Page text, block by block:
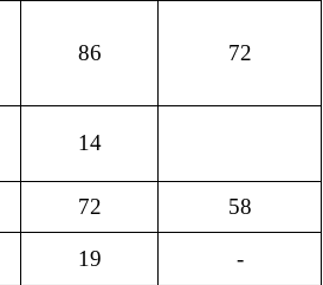
86 72
14
72
58
19
-